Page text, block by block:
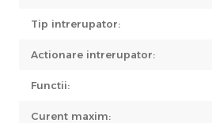
Tip intrerupator:
Actionare intrerupator:
Functii:
Curent maxim: